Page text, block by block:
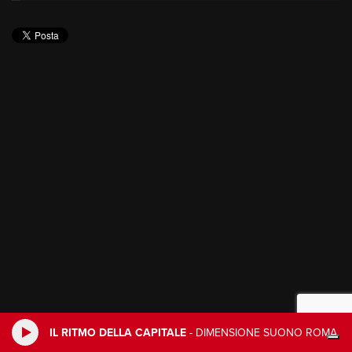
IL RITMO DELLA CAPITALE - DIMENSIONE SUONO ROMA